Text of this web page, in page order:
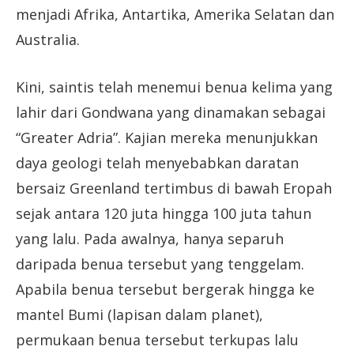
menjadi Afrika, Antartika, Amerika Selatan dan
Australia.
Kini, saintis telah menemui benua kelima yang
lahir dari Gondwana yang dinamakan sebagai
“Greater Adria”. Kajian mereka menunjukkan
daya geologi telah menyebabkan daratan
bersaiz Greenland tertimbus di bawah Eropah
sejak antara 120 juta hingga 100 juta tahun
yang lalu. Pada awalnya, hanya separuh
daripada benua tersebut yang tenggelam.
Apabila benua tersebut bergerak hingga ke
mantel Bumi (lapisan dalam planet),
permukaan benua tersebut terkupas lalu